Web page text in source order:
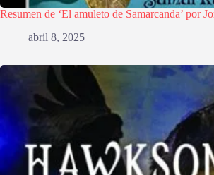
Resumen de ‘El amuleto de Samarcanda’ por
abril 8, 2025